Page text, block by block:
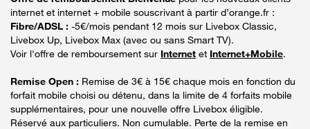
internet et internet + mobile souscrivant à partir d’orange.fr :
Fibre/ADSL : -5€/mois pendant 12 mois sur Livebox Classic,
Livebox Up, Livebox Max (avec ou sans Smart TV).
Voir l'offre de remboursement sur Internet et Internet+Mobile.
Remise Open : Remise de 3€ à 15€ chaque mois en fonction du
forfait mobile choisi ou détenu, dans la limite de 4 forfaits mobile
supplémentaires, pour une nouvelle offre Livebox éligible.
Réservé aux particuliers. Non cumulable. Perte de la remise en